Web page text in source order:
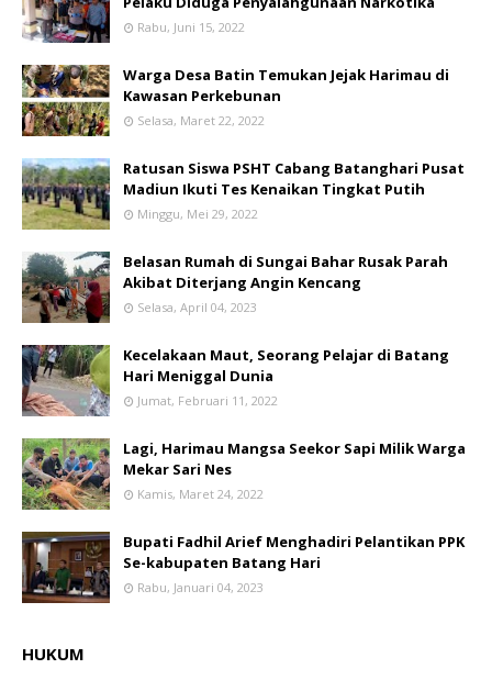
Rabu, Juni 15, 2022
Warga Desa Batin Temukan Jejak Harimau di
Kawasan Perkebunan
Selasa, Maret 22, 2022
Ratusan Siswa PSHT Cabang Batanghari Pusat
Madiun Ikuti Tes Kenaikan Tingkat Putih
Minggu, Mei 29, 2022
Belasan Rumah di Sungai Bahar Rusak Parah
Akibat Diterjang Angin Kencang
Selasa, April 04, 2023
Kecelakaan Maut, Seorang Pelajar di Batang
Hari Meniggal Dunia
Jumat, Februari 11, 2022
Lagi, Harimau Mangsa Seekor Sapi Milik Warga
Mekar Sari Nes
Kamis, Maret 24, 2022
Bupati Fadhil Arief Menghadiri Pelantikan PPK
Se-kabupaten Batang Hari
Rabu, Januari 04, 2023
HUKUM